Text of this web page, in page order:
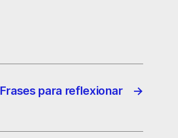
→
Frases para reflexionar